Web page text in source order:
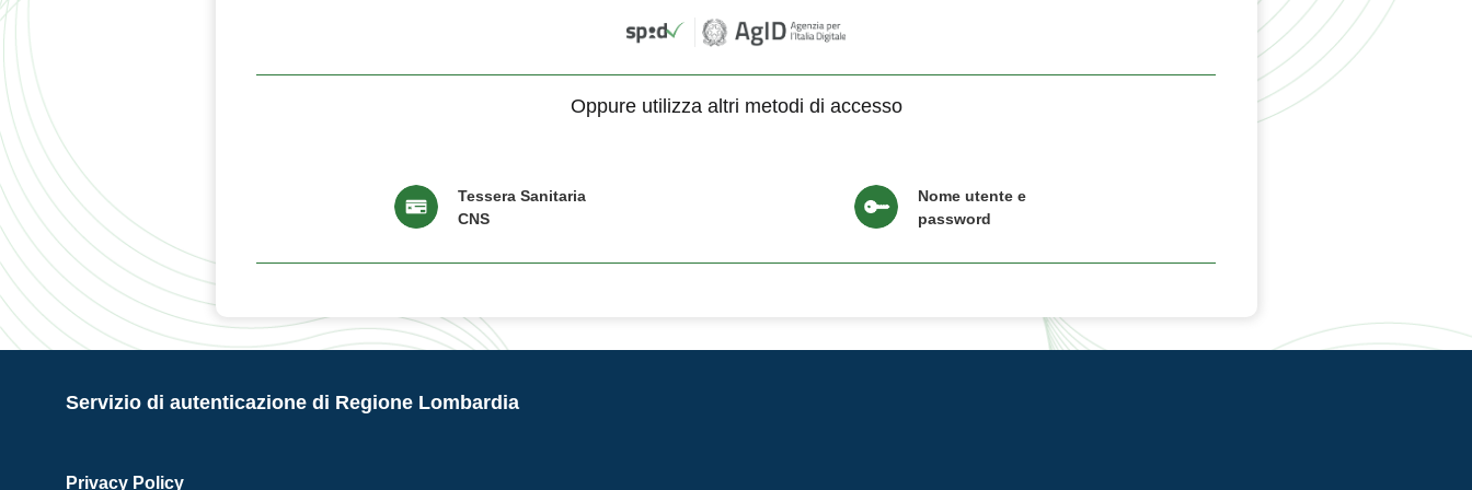
Oppure utilizza altri metodi di accesso
Tessera Sanitaria
CNS
Nome utente e
password
Servizio di autenticazione di Regione Lombardia
Privacy Policy